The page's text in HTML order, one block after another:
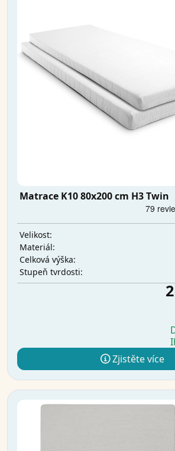
Matrace K10 80x200 cm H3 Twin
Velikost:
Materiál:
Celková výška:
Stupeň tvrdosti:
Zjistěte více